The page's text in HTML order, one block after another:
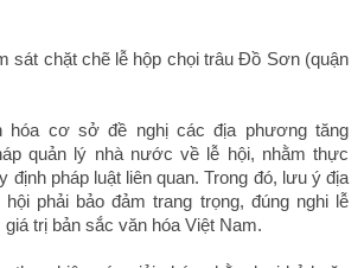
sát chặt chẽ lễ hộp chọi trâu Đồ Sơn (quận
hóa cơ sở đề nghị các địa phương tăng
quản lý nhà nước về lễ hội, nhằm thực
định pháp luật liên quan. Trong đó, lưu ý địa
phải bảo đảm trang trọng, đúng nghi lễ
trị bản sắc văn hóa Việt Nam.